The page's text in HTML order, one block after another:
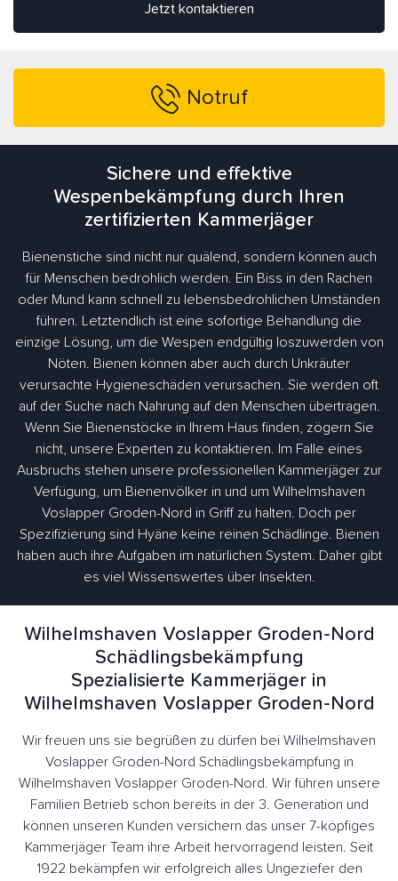
Jetzt kontaktieren
Notruf
Sichere und effektive
Wespenbekämpfung durch Ihren
zertifizierten Kammerjäger
Bienenstiche sind nicht nur quälend, sondern können auch
für Menschen bedrohlich werden. Ein Biss in den Rachen
oder Mund kann schnell zu lebensbedrohlichen Umständen
führen. Letztendlich ist eine sofortige Behandlung die
einzige Lösung, um die Wespen endgültig loszuwerden von
Nöten. Bienen können aber auch durch Unkräuter
verursachte Hygieneschäden verursachen. Sie werden oft
auf der Suche nach Nahrung auf den Menschen übertragen.
Wenn Sie Bienenstöcke in Ihrem Haus finden, zögern Sie
nicht, unsere Experten zu kontaktieren. Im Falle eines
Ausbruchs stehen unsere professionellen Kammerjäger zur
Verfügung, um Bienenvölker in und um Wilhelmshaven
Voslapper Groden-Nord in Griff zu halten. Doch per
Spezifizierung sind Hyäne keine reinen Schädlinge. Bienen
haben auch ihre Aufgaben im natürlichen System. Daher gibt
es viel Wissenswertes über Insekten.
Wilhelmshaven Voslapper Groden-Nord
Schädlingsbekämpfung
Spezialisierte Kammerjäger in
Wilhelmshaven Voslapper Groden-Nord
Wir freuen uns sie begrüßen zu dürfen bei Wilhelmshaven
Voslapper Groden-Nord Schädlingsbekämpfung in
Wilhelmshaven Voslapper Groden-Nord. Wir führen unsere
Familien Betrieb schon bereits in der 3. Generation und
können unseren Kunden versichern das unser 7-köpfiges
Kammerjäger Team ihre Arbeit hervorragend leisten. Seit
1922 bekämpfen wir erfolgreich alles Ungeziefer den